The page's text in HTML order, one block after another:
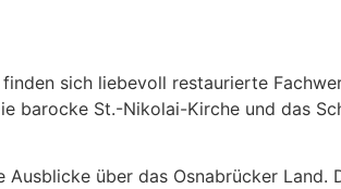
sich liebevoll restaurierte
barocke St.-Nikolai-Kirche und das
über das Osnabrücker Land.